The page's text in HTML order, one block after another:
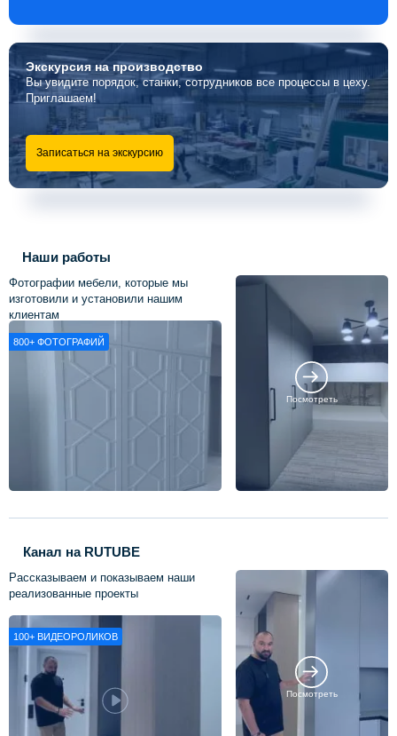
Экскурсияна производство
Вы увидите порядок, станки, сотрудников все процессы в цеху.
Приглашаем!
Записаться на экскурсию
Наши работы
Фотографии мебели, которые мы
изготовили и установили нашим
клиентам
800+ ФОТОГРАФИЙ
Посмотреть
Канал на RUTUBE
Рассказываем и показываем наши
реализованные проекты
100+ ВИДЕОРОЛИКОВ
Посмотреть